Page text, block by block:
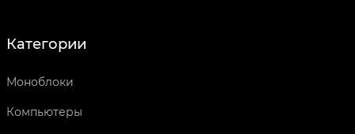
Категории
Моноблоки
Компьютеры